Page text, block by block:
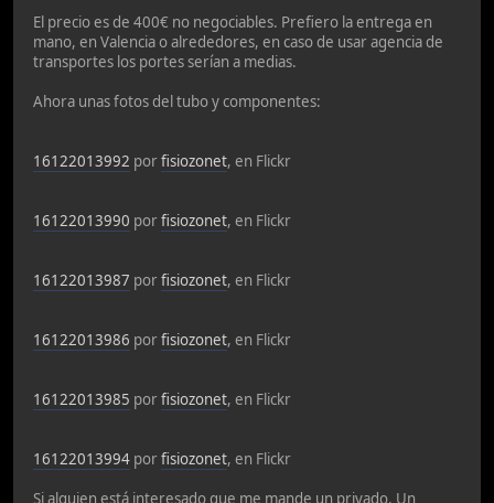
El precio es de 400€ no negociables. Prefiero la entrega en
mano, en Valencia o alrededores, en caso de usar agencia de
transportes los portes serían a medias.
Ahora unas fotos del tubo y componentes:
16122013992 porfisiozonet, en Flickr
16122013990 porfisiozonet, en Flickr
16122013987 porfisiozonet, en Flickr
16122013986 porfisiozonet, en Flickr
16122013985 porfisiozonet, en Flickr
16122013994 porfisiozonet, en Flickr